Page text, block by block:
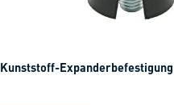
Kunststoff-Expanderbefestigung